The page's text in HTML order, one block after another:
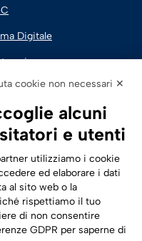
Digitale
Digitale
su:
cookie non necessari ✕
alcuni
e utenti
utilizziamo i cookie
ed elaborare i dati
al sito web o la
rispettiamo il tuo
di non consentire
GDPR per saperne di